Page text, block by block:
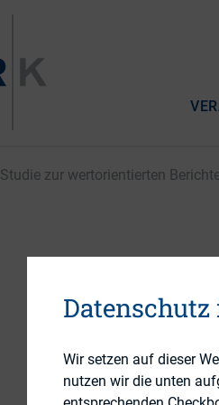
Studie zur wertorientierten
24. September 2013
Wir setzen auf dieser
nutzen wir die unten